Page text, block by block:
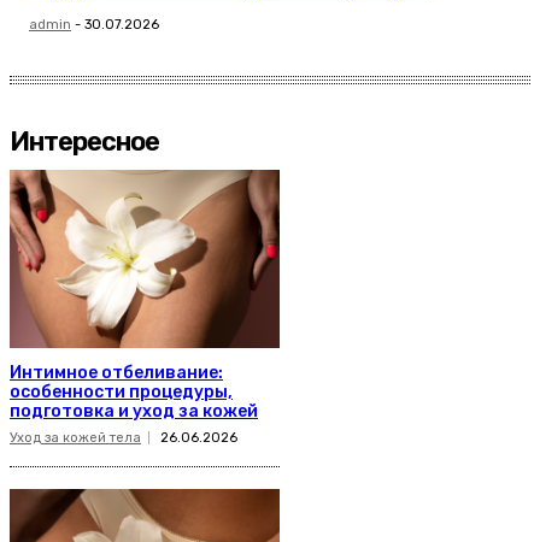
admin - 30.07.2026
Интересное
Интимное отбеливание:
особенности процедуры,
подготовка и уход за кожей
Уход за кожей тела 26.06.2026